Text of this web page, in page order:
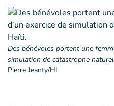
Des bénévoles portent une
simulation de catastrophe
Pierre Jeanty/HI